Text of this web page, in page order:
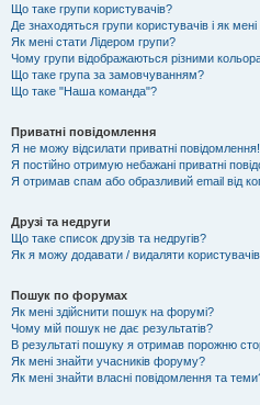
Що таке групи користувачів?
Де знаходяться групи користувачів і як
Як мені стати Лідером групи?
Чому групи відображаються різними
Що таке група за замовчуванням?
Що таке "Наша команда"?
Приватні повідомлення
Я не можу відсилати приватні повідомлення!
Я постійно отримую небажані приватні
Я отримав спам або образливий email від
Друзі та недруги
Що таке список друзів та недругів?
Як я можу додавати / видаляти
Пошук по форумах
Як мені здійснити пошук на форумі?
Чому мій пошук не дає результатів?
В результаті пошуку я отримав порожню
Як мені знайти учасників форуму?
Як мені знайти власні повідомлення та